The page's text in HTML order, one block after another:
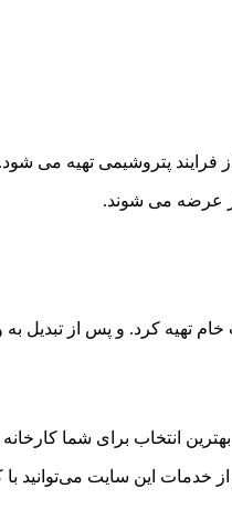
فرایند پتروشیمی تهیه می شود.
عرضه می شوند.
کرد. و پس از تبدیل به
انتخاب برای شما
خدمات این سایت می‌توانید